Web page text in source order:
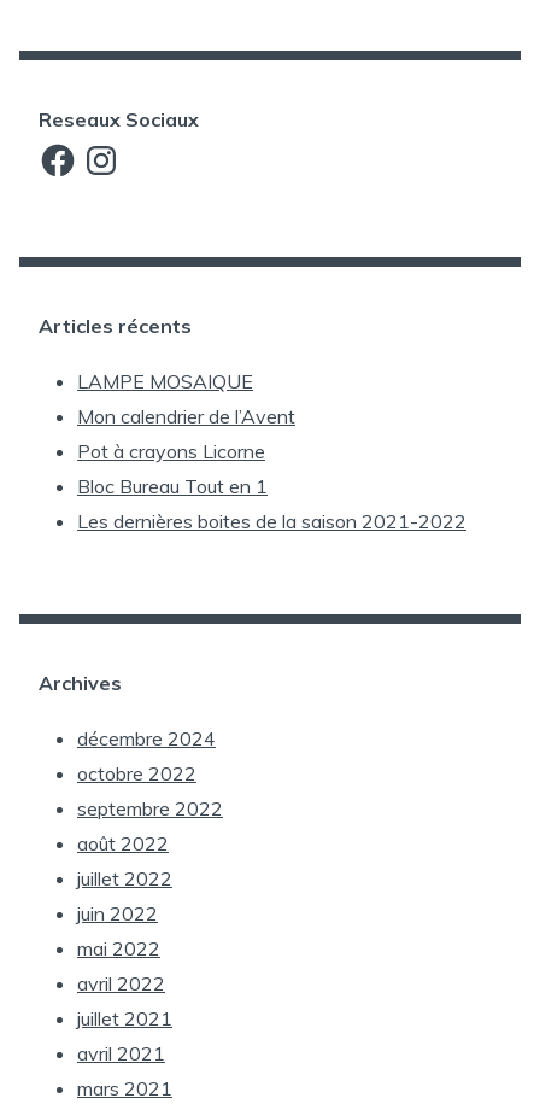
Reseaux Sociaux
FacebookInstagram
Articles récents
LAMPE MOSAIQUE
Mon calendrier de l’Avent
Pot à crayons Licorne
Bloc Bureau Tout en 1
Les dernières boites de la saison 2021-2022
Archives
décembre 2024
octobre 2022
septembre 2022
août 2022
juillet 2022
juin 2022
mai 2022
avril 2022
juillet 2021
avril 2021
mars 2021